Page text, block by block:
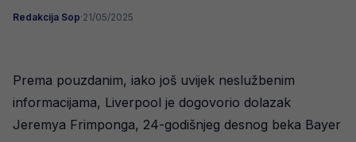
Redakcija Sop·21/05/2025
Prema pouzdanim, iako još uvijek neslužbenim
informacijama, Liverpool je dogovorio dolazak
Jeremya Frimponga, 24-godišnjeg desnog beka Bayer